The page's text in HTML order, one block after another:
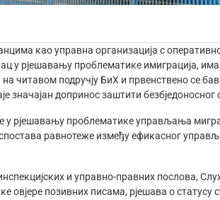
као управна организација с
у рјешавању проблематике имиграција,
на читавом подручју БиХ и првенствено се
значајан допринос заштити безбједоносног
у рјешавању проблематике управљања
равнотеже између ефикасног
и управно-правних послова,
овјере позивних писама, рјешава о